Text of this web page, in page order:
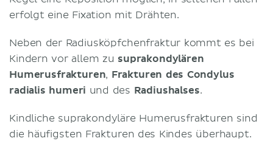
erfolgt eine Fixation mit Drähten.
Neben der Radiusköpfchenfraktur kommt es bei
Kindern vor allem zu suprakondylären
Humerusfrakturen, Frakturen des Condylus
radialis humeri und des Radiushalses.
Kindliche suprakondyläre Humerusfrakturen sind
die häufigsten Frakturen des Kindes überhaupt.